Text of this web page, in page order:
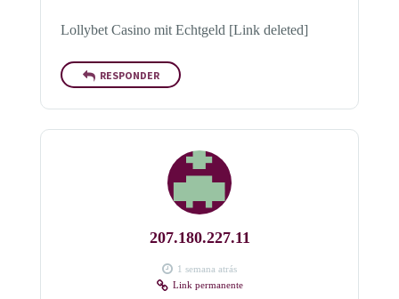
Lollybet Casino mit Echtgeld [Link deleted]
RESPONDER
207.180.227.11
1 semana atrás
Link permanente